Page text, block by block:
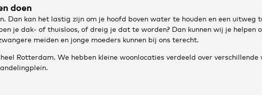
doen
Dan kan het lastig zijn om je hoofd boven water te houden en een uitweg
je dak- of thuisloos, of dreig je dat te worden? Dan kunnen wij je helpen
meiden en jonge moeders kunnen bij ons terecht.
Rotterdam. We hebben kleine woonlocaties verdeeld over verschillende